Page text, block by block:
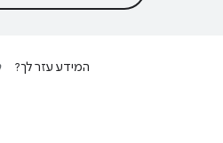
המידע עזר לך?